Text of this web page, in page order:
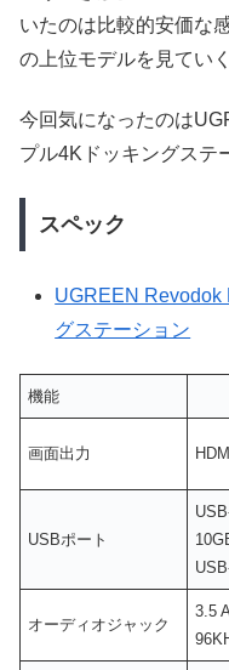
いたのは比較的安価な
の上位モデルを見てい
今回気になったのは
プル4Kドッキングステ
スペック
UGREEN Revodok
グステーション
機能
画面出力
USBポート
オーディオジャック
3.5